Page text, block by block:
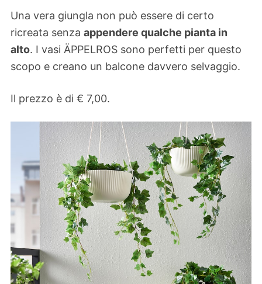
Una vera giungla non può essere di certo
ricreata senza appendere qualche pianta in
alto. I vasi ÄPPELROS sono perfetti per questo
scopo e creano un balcone davvero selvaggio.
Il prezzo è di € 7,00.